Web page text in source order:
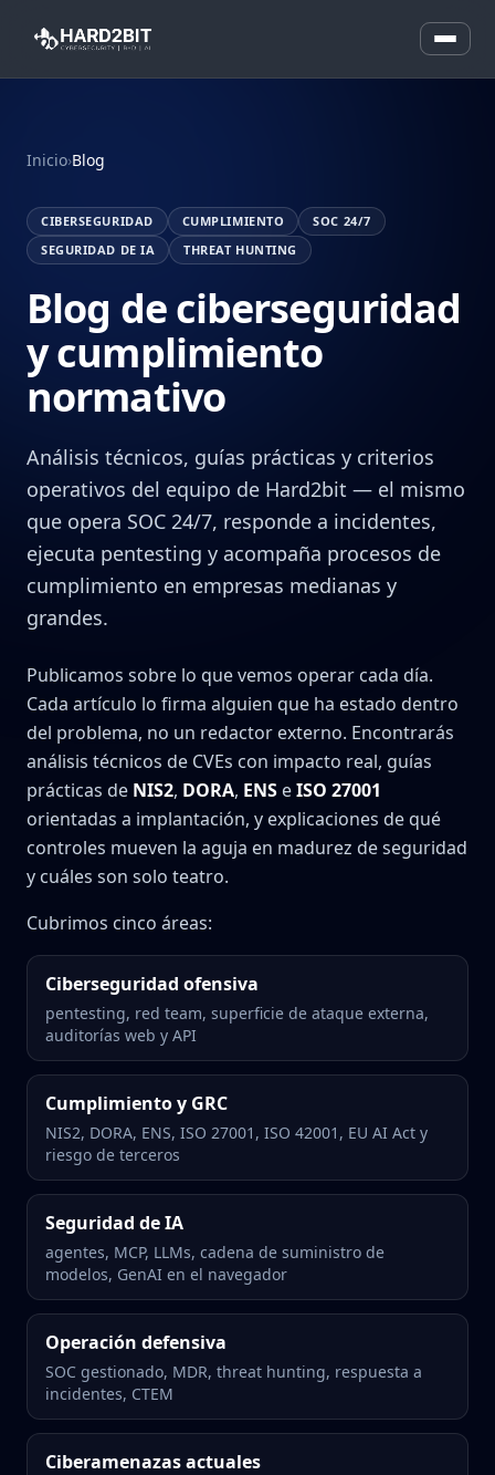
Inicio›Blog
CIBERSEGURIDAD CUMPLIMIENTO
SOC 24/7
SEGURIDAD DE IA
THREAT HUNTING
Blog de ciberseguridad
y cumplimiento
normativo
Análisis técnicos, guías prácticas y criterios
operativos del equipo de Hard2bit — el mismo
que opera SOC 24/7, responde a incidentes,
ejecuta pentesting y acompaña procesos de
cumplimiento en empresas medianas y
grandes.
Publicamos sobre lo que vemos operar cada día.
Cada artículo lo firma alguien que ha estado dentro
del problema, no un redactor externo. Encontrarás
análisis técnicos de CVEs con impacto real, guías
prácticas de NIS2, DORA, ENS eISO 27001
orientadas a implantación, y explicaciones de qué
controles mueven la aguja en madurez de seguridad
y cuáles son solo teatro.
Cubrimos cinco áreas:
Ciberseguridad ofensiva
pentesting, red team, superficie de ataque externa,
auditorías web y API
Cumplimiento y GRC
NIS2, DORA, ENS, ISO 27001, ISO 42001, EU AI Act y
riesgo de terceros
Seguridad de IA
agentes, MCP, LLMs, cadena de suministro de
modelos, GenAI en el navegador
Operación defensiva
SOC gestionado, MDR, threat hunting, respuesta a
incidentes, CTEM
Ciberamenazas actuales